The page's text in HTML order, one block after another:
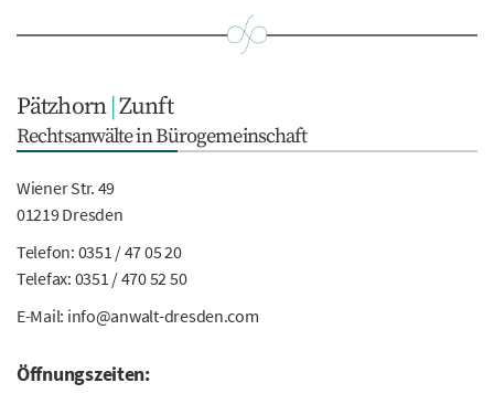
Pätzhorn Zunft
Rechtsanwälte in Bürogemeinschaft
Wiener Str. 49
01219 Dresden
Telefon: 0351 / 47 05 20
Telefax: 0351 / 470 52 50
E-Mail: info@anwalt-dresden.com
Öffnungszeiten: